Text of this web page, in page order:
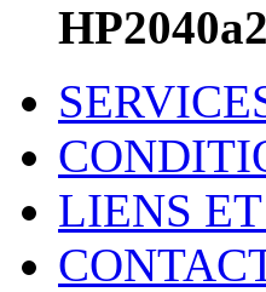
LIENS